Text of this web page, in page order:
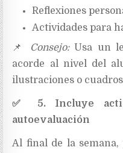
Reflexiones
Actividades para
📌
Consejo:Usa un
acorde al nivel del
ilustraciones o
✅
5. Incluye
autoevaluación
Al final de la semana,